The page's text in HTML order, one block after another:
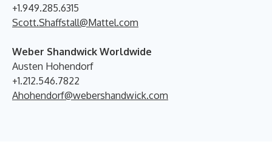
+1.949.285.6315
Scott.Shaffstall@Mattel.com
Weber Shandwick Worldwide
Austen Hohendorf
+1.212.546.7822
Ahohendorf@webershandwick.com